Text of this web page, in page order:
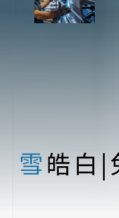
雪皓白|免螺絲角鋼